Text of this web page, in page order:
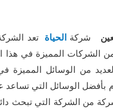
شركةالحياة تعد
من الشركات المميزة في
من الوسائل المميزة
الوسائل التي تساعد
من الشركة التي تبحث